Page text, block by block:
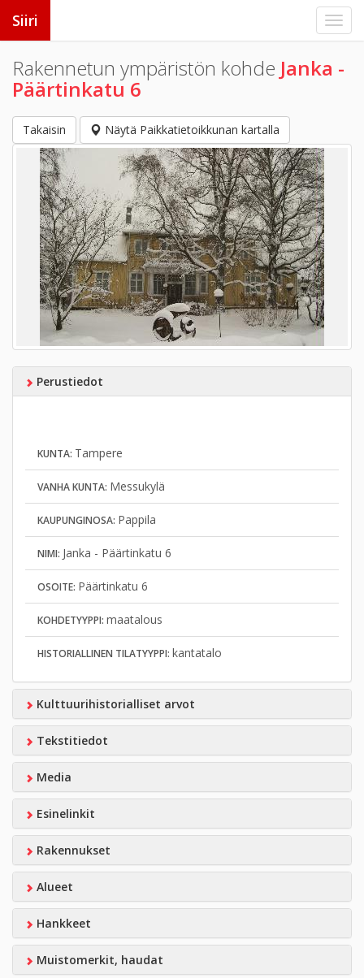
Siiri
Rakennetun ympäristön kohde Janka -
Päärtinkatu 6
Takaisin Näytä Paikkatietoikkunan kartalla
Perustiedot
KUNTA: Tampere
VANHA KUNTA: Messukylä
KAUPUNGINOSA: Pappila
NIMI: Janka - Päärtinkatu 6
OSOITE: Päärtinkatu 6
KOHDETYYPPI: maatalous
HISTORIALLINEN TILATYYPPI: kantatalo
Kulttuurihistorialliset arvot
Tekstitiedot
Media
Esinelinkit
Rakennukset
Alueet
Hankkeet
Muistomerkit, haudat